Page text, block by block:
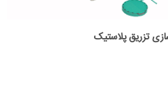
قالبسازی تزریق پلاستیک